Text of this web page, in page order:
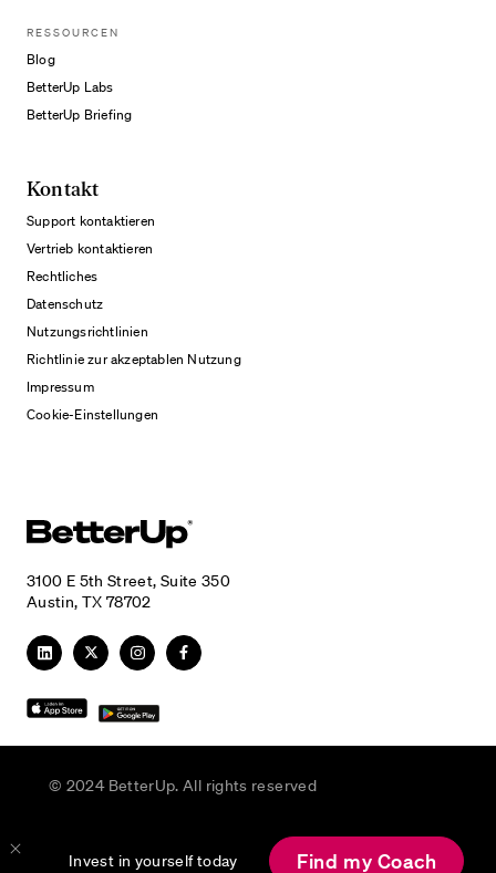
Invest in yourself today Find my Coach
3100 E 5th Street, Suite 350
Austin, TX 78702
RESSOURCEN
Blog
BetterUp Labs
BetterUp Briefing
Kontakt
Support kontaktieren
Vertrieb kontaktieren
Rechtliches
Datenschutz
Nutzungsrichtlinien
Richtlinie zur akzeptablen Nutzung
Impressum
Cookie-Einstellungen
© 2024 BetterUp. All rights reserved